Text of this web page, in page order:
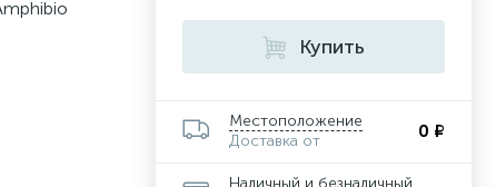
Купить
Местоположение
Доставка от
0 ₽
Наличный и безналичный